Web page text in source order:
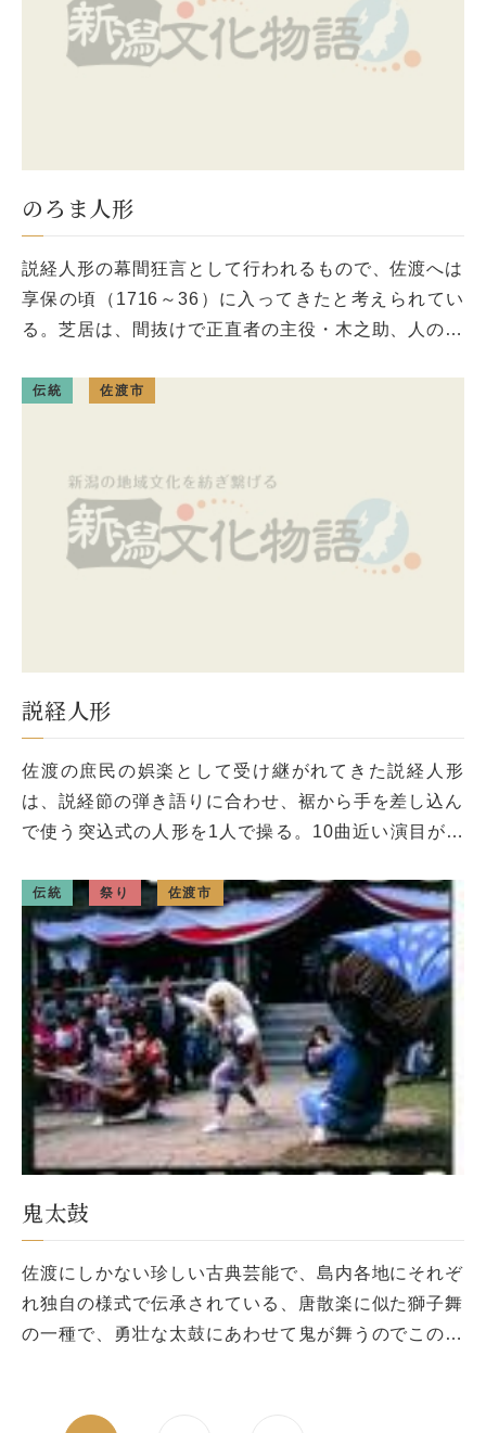
のろま人形
説経人形の幕間狂言として行われるもので、佐渡へは
享保の頃（1716～36）に入ってきたと考えられてい
る。芝居は、間抜けで正直者の主役・木之助、人のよ
人で構成され、狂言風に演 […]
伝統 佐渡市
説経人形
佐渡の庶民の娯楽として受け継がれてきた説経人形
は、説経節の弾き語りに合わせ、裾から手を差し込ん
で使う突込式の人形を1人で操る。10曲近い演目があ
伝統を守り伝えている。 出典 […]
伝統 祭り 佐渡市
鬼太鼓
佐渡にしかない珍しい古典芸能で、島内各地にそれぞ
れ独自の様式で伝承されている、唐散楽に似た獅子舞
の一種で、勇壮な太鼓にあわせて鬼が舞うのでこの名